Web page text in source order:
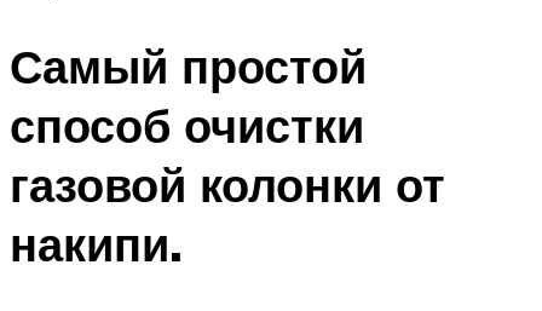
Самый простой
способ очистки
газовой колонки от
накипи.